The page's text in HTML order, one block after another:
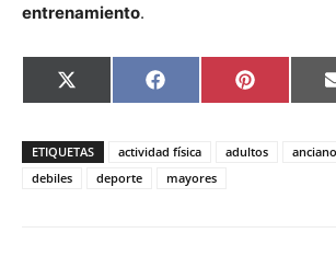
entrenamiento.
Compartir
en
X
(Twitter)
Compartir
en
Facebook Compartir
en
Pinterest
ETIQUETAS actividad física adultos
debiles
deporte mayores